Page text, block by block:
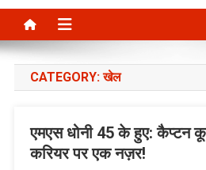
CATEGORY:खेल
एमएस धोनी 45 के हुए: कैप्टन
करियर पर एक नज़र!